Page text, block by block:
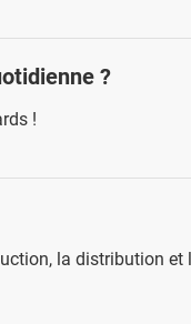
?
!
la distribution